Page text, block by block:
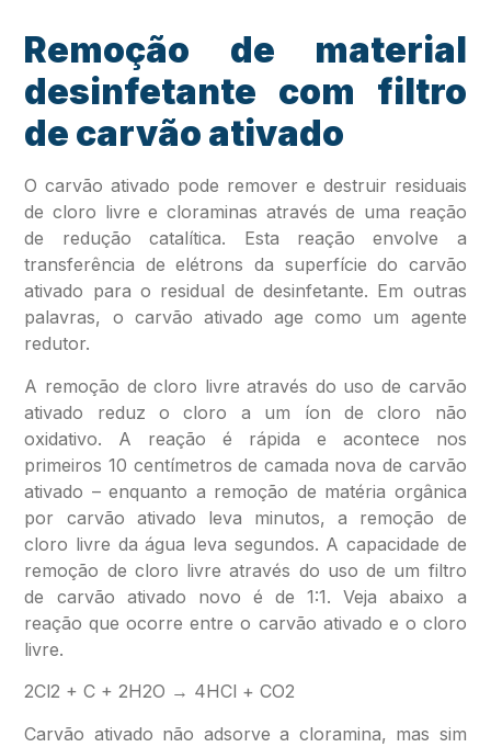
Remoção de material
desinfetante com filtro
de carvão ativado
O carvão ativado pode remover e destruir residuais
de cloro livre e cloraminas através de uma reação
de redução catalítica. Esta reação envolve a
transferência de elétrons da superfície do carvão
ativado para o residual de desinfetante. Em outras
palavras, o carvão ativado age como um agente
redutor.
A remoção de cloro livre através do uso de carvão
ativado reduz o cloro a um íon de cloro não
oxidativo. A reação é rápida e acontece nos
primeiros 10 centímetros de camada nova de carvão
ativado – enquanto a remoção de matéria orgânica
por carvão ativado leva minutos, a remoção de
cloro livre da água leva segundos. A capacidade de
remoção de cloro livre através do uso de um filtro
de carvão ativado novo é de 1:1. Veja abaixo a
reação que ocorre entre o carvão ativado e o cloro
livre.
2Cl2 + C + 2H2O → 4HCl + CO2
Carvão ativado não adsorve a cloramina, mas sim